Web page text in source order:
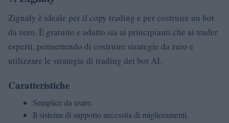
Zignaly è ideale per il copy trading e per costruire un bot
da zero. È gratuito e adatto sia ai principianti che ai trader
esperti, permettendo di costruire strategie da zero e
utilizzare le strategie di trading dei bot AI.
Caratteristiche
Semplice da usare.
Il sistema di supporto necessita di miglioramenti.